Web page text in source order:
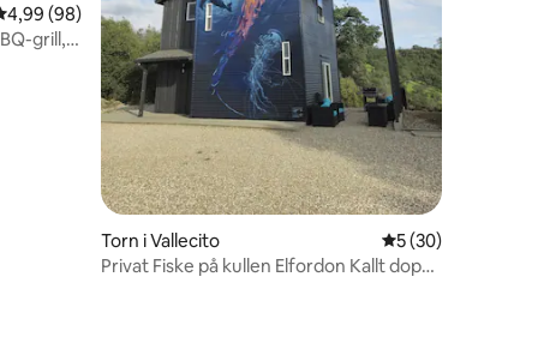
av 5 i genomsnittligt betyg, 98 omdömen
4,99 (98)
grill,
Torn i Vallecito 5 av 5 i
5 (30)
Privat Fiske på kullen Elfordon Kallt dopp